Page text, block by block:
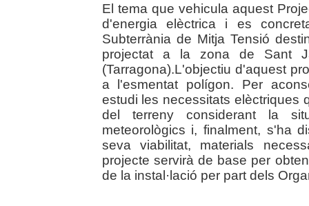
El tema que vehicula aquest
d'energia elèctrica i es
Subterrània de Mitja Tensió
projectat a la zona de Sant
(Tarragona).L'objectiu d'aquest
a l'esmentat polígon. Per
estudi les necessitats elèctriques
del terreny considerant la
meteorològics i, finalment, s'ha
seva viabilitat, materials
projecte servirà de base per
de la instal·lació per part dels